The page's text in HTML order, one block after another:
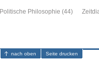
Politische Philosophie (44)
nach oben Seite drucken